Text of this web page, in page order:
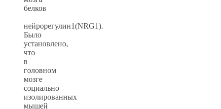
белков
–
нейрорегулин1(NRG1).
Было
установлено,
что
в
головном
мозге
социально
изолированных
мышей